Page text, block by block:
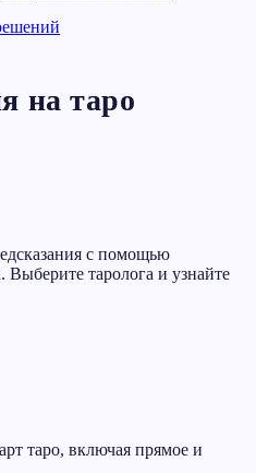
на таро
с помощью
Выберите таролога и узнайте
таро, включая прямое и